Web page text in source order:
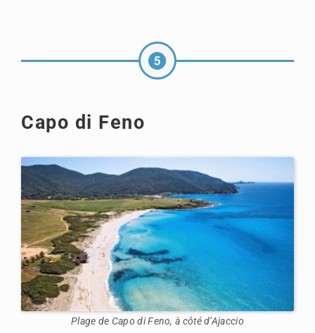
Capo di Feno
Plage de Capo di Feno, à côté d’Ajaccio